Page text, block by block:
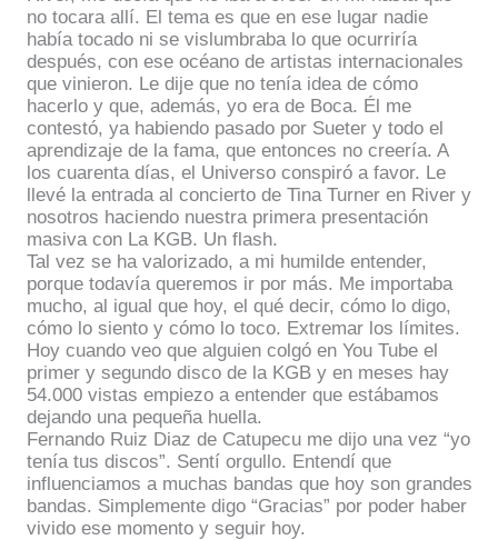
no tocara allí. El tema es que en ese lugar nadie
había tocado ni se vislumbraba lo que ocurriría
después, con ese océano de artistas internacionales
que vinieron. Le dije que no tenía idea de cómo
hacerlo y que, además, yo era de Boca. Él me
contestó, ya habiendo pasado por Sueter y todo el
aprendizaje de la fama, que entonces no creería. A
los cuarenta días, el Universo conspiró a favor. Le
llevé la entrada al concierto de Tina Turner en River y
nosotros haciendo nuestra primera presentación
masiva con La KGB. Un flash.
Tal vez se ha valorizado, a mi humilde entender,
porque todavía queremos ir por más. Me importaba
mucho, al igual que hoy, el qué decir, cómo lo digo,
cómo lo siento y cómo lo toco. Extremar los límites.
Hoy cuando veo que alguien colgó en You Tube el
primer y segundo disco de la KGB y en meses hay
54.000 vistas empiezo a entender que estábamos
dejando una pequeña huella.
Fernando Ruiz Diaz de Catupecu me dijo una vez “yo
tenía tus discos”. Sentí orgullo. Entendí que
influenciamos a muchas bandas que hoy son grandes
bandas. Simplemente digo “Gracias” por poder haber
vivido ese momento y seguir hoy.